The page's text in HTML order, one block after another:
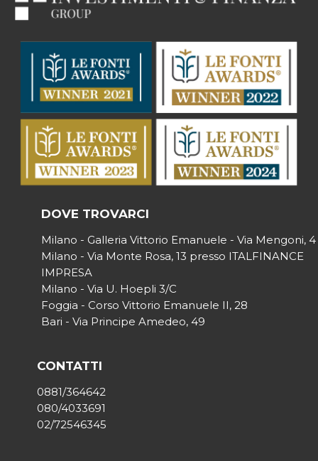
DOVE TROVARCI
Milano - Galleria Vittorio Emanuele - Via Mengoni, 4
Milano - Via Monte Rosa, 13 presso ITALFINANCE
IMPRESA
Milano - Via U. Hoepli 3/C
Foggia - Corso Vittorio Emanuele II, 28
Bari - Via Principe Amedeo, 49
CONTATTI
0881/364642
080/4033691
02/72546345